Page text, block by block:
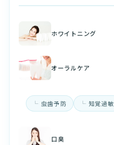
ホワイトニング
オーラルケア
虫歯予防 知覚過敏
口臭